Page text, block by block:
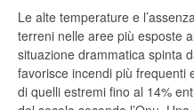
Le alte temperature e
terreni nelle aree più esposte
situazione drammatica spinta
favorisce incendi più frequenti
di quelli estremi fino al 14%